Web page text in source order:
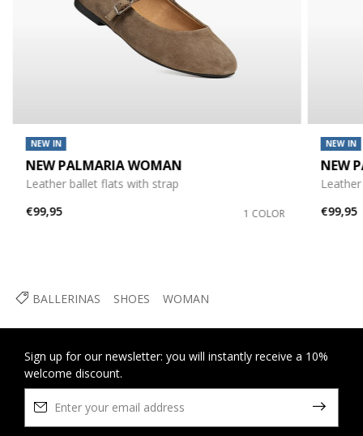
BALLERINAS SHOES WOMAN
NEW IN
NEW PALMARIA WOMAN
Leather ballet flats with strap
€99,95
1 COLOR
NEW IN
NEW
€99,95
Sign up for our newsletter: you will instantly receive a 10%
welcome discount.